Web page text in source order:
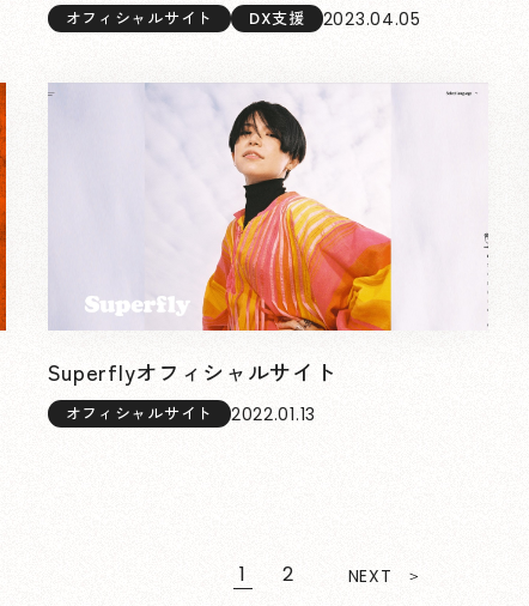
オフィシャルサイト DX支援 2023.04.05
Superflyオフィシャルサイト
オフィシャルサイト 2022.01.13
1 2 NEXT